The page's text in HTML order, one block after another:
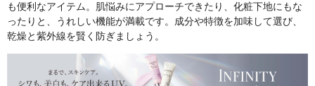
も便利なアイテム。肌悩みにアプローチできたり、化粧下地にもな
ったりと、うれしい機能が満載です。成分や特徴を加味して選び、
乾燥と紫外線を賢く防ぎましょう。